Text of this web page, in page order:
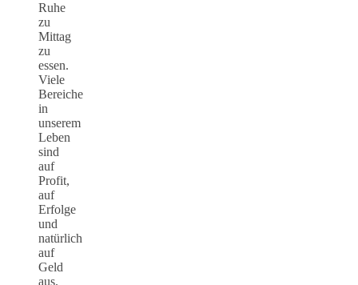
Ruhe
zu
Mittag
zu
essen.
Viele
Bereiche
in
unserem
Leben
sind
auf
Profit,
auf
Erfolge
und
natürlich
auf
Geld
aus.